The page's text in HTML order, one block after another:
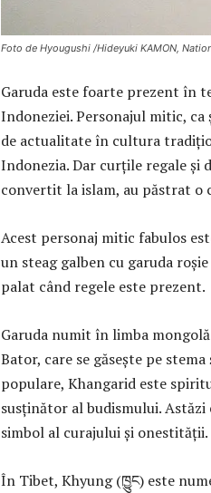
Foto de Hyougushi /Hideyuki KAMON,
Garuda este foarte prezent în
Indoneziei. Personajul mitic,
de actualitate în cultura
Indonezia. Dar curțile regale și
convertit la islam, au păstrat o
Acest personaj mitic fabulos
un steag galben cu garuda
palat când regele este prezent.
Garuda numit în limba
Bator, care se găsește pe
populare, Khangarid este
susținător al budismului.
simbol al curajului și onestității.
În Tibet, Khyung (ཁྱུང) este